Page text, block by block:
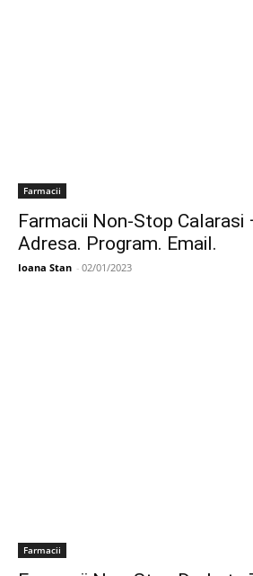
Farmacii
Farmacii Non-Stop
Adresa. Program. Email.
Ioana Stan - 02/01/2023
Farmacii